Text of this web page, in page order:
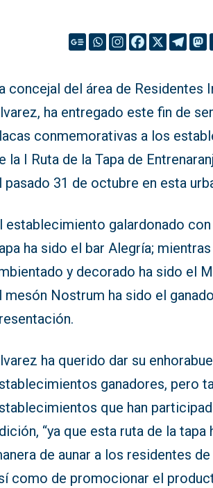
concejal del área de Residentes
ha entregado este fin de
conmemorativas a los
la I Ruta de la Tapa de
pasado 31 de octubre en esta
establecimiento galardonado
ha sido el bar Alegría;
y decorado ha sido el
mesón Nostrum ha sido el
ha querido dar su
ganadores, pero
que han
“ya que esta ruta de la tapa
de aunar a los residentes
como de promocionar el